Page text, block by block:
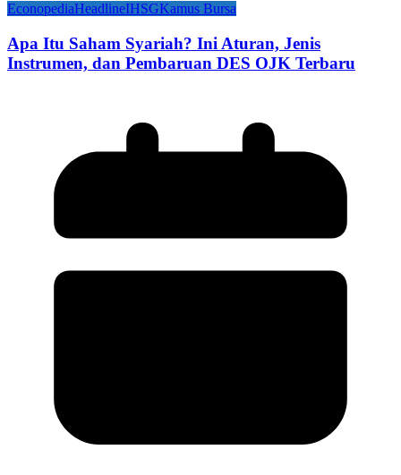
EconopediaHeadlineIHSGKamus Bursa
Apa Itu Saham Syariah? Ini Aturan, Jenis
Instrumen, dan Pembaruan DES OJK Terbaru